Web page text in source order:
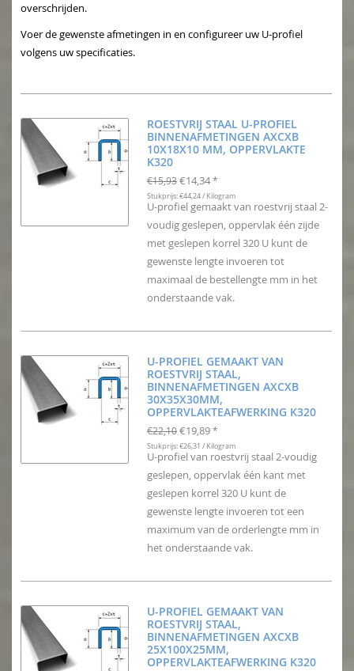
overschrijden.
Voer de gewenste afmetingen in en configureer uw U-profiel
volgens uw specificaties.
ROESTVRIJ STAAL U-PROFIEL
BINNENAFMETINGEN AXCXB
10X18X10 MM, OPPERVLAKTE
K320
€15,93 €14,34 *
Stukprijs: €44,24 / Kilogram
U-profiel gemaakt van roestvrij staal 2-
voudig geslepen, oppervlak één zijde
met geslepen korrel 320 U kunt de
gewenste lengte invoeren tot
maximaal de bestellengte mm in het
onderstaande vak.
U-PROFIEL GEMAAKT VAN
ROESTVRIJ STAAL,
BINNENAFMETINGEN AXCXB
30X35X30MM,
OPPERVLAKTEAFWERKING K320
€22,10 €19,89 *
Stukprijs: €26,31 / Kilogram
U-profiel van roestvrij staal 2-voudig
geslepen, oppervlak één kant met
geslepen korrel 320 U kunt de
gewenste lengte invoeren tot een
maximum van de orderlengte mm in
het onderstaande vak.
U-PROFIEL GEMAAKT VAN
ROESTVRIJ STAAL,
BINNENAFMETINGEN AXCXB
25X100X25MM,
OPPERVLAKTEAFWERKING K320